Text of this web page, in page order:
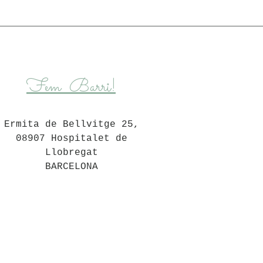
Fem Barri!
Ermita de Bellvitge 25,
08907 Hospitalet de
Llobregat
BARCELONA